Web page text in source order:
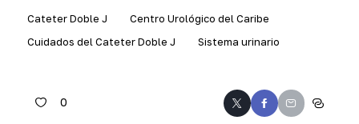
Cateter Doble J
Centro Urológico del Caribe
Cuidados del Cateter Doble J
Sistema urinario
0